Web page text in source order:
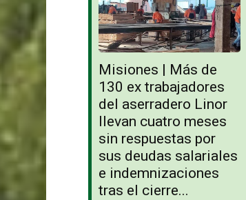
Misiones | Más de
130 ex trabajadores
del aserradero Linor
llevan cuatro meses
sin respuestas por
sus deudas salariales
e indemnizaciones
tras el cierre...